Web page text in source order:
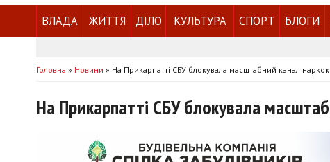
ВЛАДА ЖИТТЯ ДІЛО КУЛЬТУРА СПОРТ БЛОГИ
Головна » Новини » На Прикарпатті СБУ блокувала масштабний канал
На Прикарпатті СБУ блокувала